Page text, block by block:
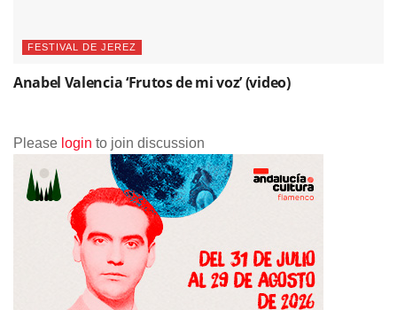
FESTIVAL DE JEREZ
Anabel Valencia ‘Frutos de mi voz’ (video)
Please login to join discussion